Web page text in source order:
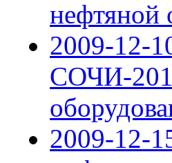
нефтяной
2009-12-
СОЧИ-
2009-12-